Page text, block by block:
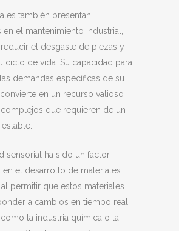
también presentan
el mantenimiento industrial,
el desgaste de piezas y
ciclo de vida. Su capacidad para
demandas específicas de su
en un recurso valioso
que requieren de un
sensorial ha sido un factor
en el desarrollo de materiales
permitir que estos materiales
a cambios en tiempo real.
la industria química o la